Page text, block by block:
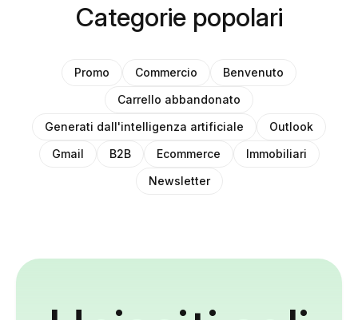
Categorie popolari
Promo Commercio
Benvenuto
Carrello abbandonato
Generati dall'intelligenza artificiale
Outlook
Gmail
B2B Ecommerce
Immobiliari
Newsletter